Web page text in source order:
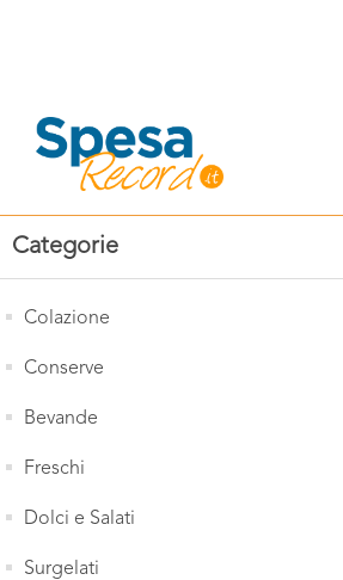
Categorie
Colazione
Conserve
Bevande
Freschi
Dolci e Salati
Surgelati